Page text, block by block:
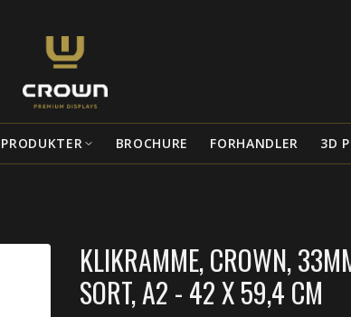
BROCHURE FORHANDLER 3D
KLIKRAMME, CROWN,
SORT, A2 - 42 X 59,4 CM